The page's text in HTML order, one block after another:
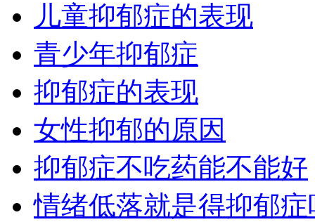
儿童抑郁症的表现
青少年抑郁症
抑郁症的表现
女性抑郁的原因
抑郁症不吃药能不能好
情绪低落就是得抑郁症